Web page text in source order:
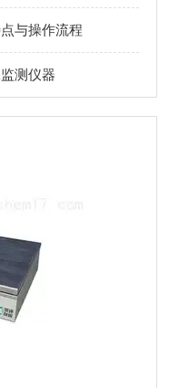
与操作流程
测仪器